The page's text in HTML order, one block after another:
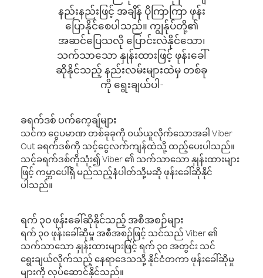
နည်းနည်းဖြင့် အချိန် ပိုကြာကြာ ဖုန်း
ပြောနိုင်စေပါသည်။ ကျွန်ုပ်တို့၏
အဆင်ပြေသလို ပြောင်းလဲနိုင်သော၊
သက်သာသော နှုန်းထားဖြင့် ဖုန်းခေါ်
ဆိုနိုင်သည့် နည်းလမ်းများထဲမှ တစ်ခု
ကို ရွေးချယ်ပါ-
ခရက်ဒစ် ပက်ကေ့ချ်များ
သင်က ငွေပမာဏ တစ်ခုခုကို ဝယ်ယူလိုက်သောအခါ Viber
Out ခရက်ဒစ်ကို သင့်ငွေလက်ကျန်ထဲသို့ ထည့်ပေးပါသည်။
သင့်ခရက်ဒစ်ကိုသုံး၍ Viber ၏ သက်သာသော နှုန်းထားများ
ဖြင့် ကမ္ဘာပေါ်ရှိ မည်သည့်နံပါတ်သို့မဆို ဖုန်းခေါ်ဆိုနိုင်
ပါသည်။
ရက် ၃၀ ဖုန်းခေါ်ဆိုနိုင်သည့် အစီအစဉ်များ
ရက် ၃၀ ဖုန်းခေါ်ဆိုမှု အစီအစဉ်ဖြင့် သင်သည် Viber ၏
သက်သာသော နှုန်းထားများဖြင့် ရက် ၃၀ အတွင်း သင်
ရွေးချယ်လိုက်သည့် နေရာဒေသသို့ နိုင်ငံတကာ ဖုန်းခေါ်ဆိုမှု
များကို လုပ်ဆောင်နိုင်သည်။